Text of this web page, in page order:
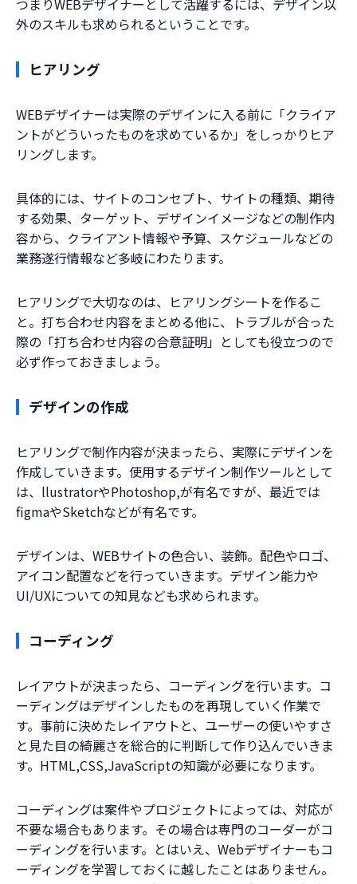
つまりWEBデザイナーとして活躍するには、デザイン以
外のスキルも求められるということです。
ヒアリング
WEBデザイナーは実際のデザインに入る前に「クライア
ントがどういったものを求めているか」をしっかりヒア
リングします。
具体的には、サイトのコンセプト、サイトの種類、期待
する効果、ターゲット、デザインイメージなどの制作内
容から、クライアント情報や予算、スケジュールなどの
業務遂行情報など多岐にわたります。
ヒアリングで大切なのは、ヒアリングシートを作るこ
と。打ち合わせ内容をまとめる他に、トラブルが合った
際の「打ち合わせ内容の合意証明」としても役立つので
必ず作っておきましょう。
デザインの作成
ヒアリングで制作内容が決まったら、実際にデザインを
作成していきます。使用するデザイン制作ツールとして
は、llustratorやPhotoshop,が有名ですが、最近では
figmaやSketchなどが有名です。
デザインは、WEBサイトの色合い、装飾。配色やロゴ、
アイコン配置などを行っていきます。デザイン能力や
UI/UXについての知見なども求められます。
コーディング
レイアウトが決まったら、コーディングを行います。コ
ーディングはデザインしたものを再現していく作業で
す。事前に決めたレイアウトと、ユーザーの使いやすさ
と見た目の綺麗さを総合的に判断して作り込んでいきま
す。HTML,CSS,JavaScriptの知識が必要になります。
コーディングは案件やプロジェクトによっては、対応が
不要な場合もあります。その場合は専門のコーダーがコ
ーディングを行います。とはいえ、Webデザイナーもコ
ーディングを学習しておくに越したことはありません。